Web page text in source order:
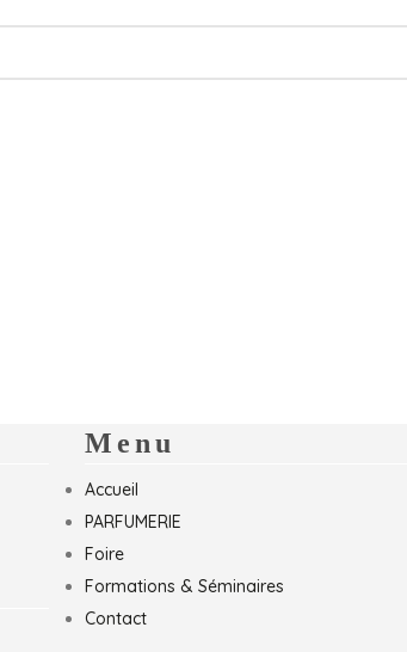
Menu
Accueil
PARFUMERIE
Foire
Formations & Séminaires
Contact